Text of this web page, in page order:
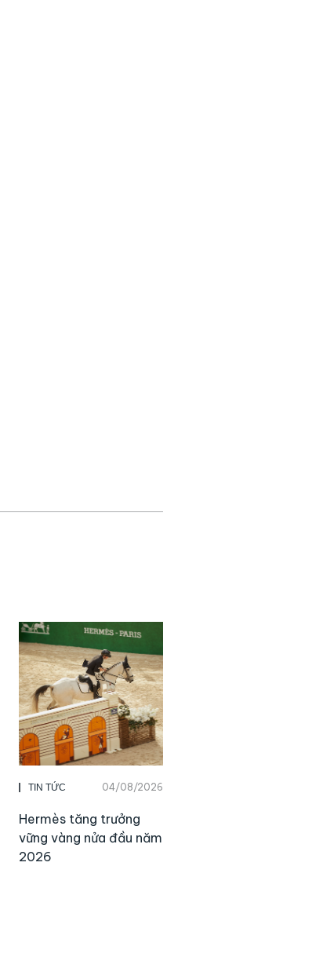
TIN TỨC 04/08/2026
Hermès tăng trưởng
vững vàng nửa đầu năm
2026